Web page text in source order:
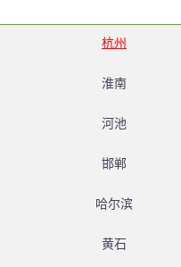
杭州
淮南
河池
邯郸
哈尔滨
黄石